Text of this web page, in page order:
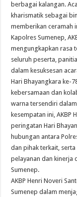
berbagai kalangan.
kharismatik sebagai
memberikan ceramah
Kapolres Sumenep,
mengungkapkan rasa
seluruh peserta,
dalam kesuksesan
Hari Bhayangkara ke-
kebersamaan dan
warna tersendiri
kesempatan ini, AKBP
peringatan Hari
hubungan antara
dan pihak terkait,
pelayanan dan kinerja
Sumenep.
AKBP Henri Noveri
Sumenep dalam